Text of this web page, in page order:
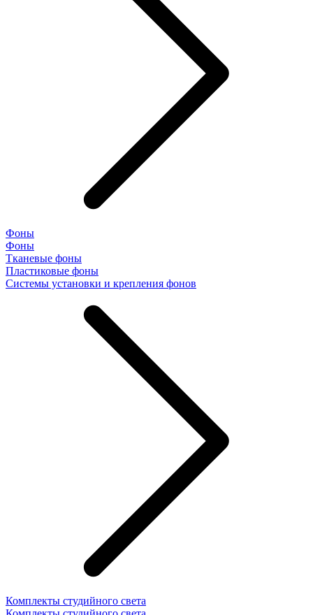
Фоны
Фоны
Тканевые фоны
Пластиковые фоны
Системы установки и крепления фонов
Комплекты студийного света